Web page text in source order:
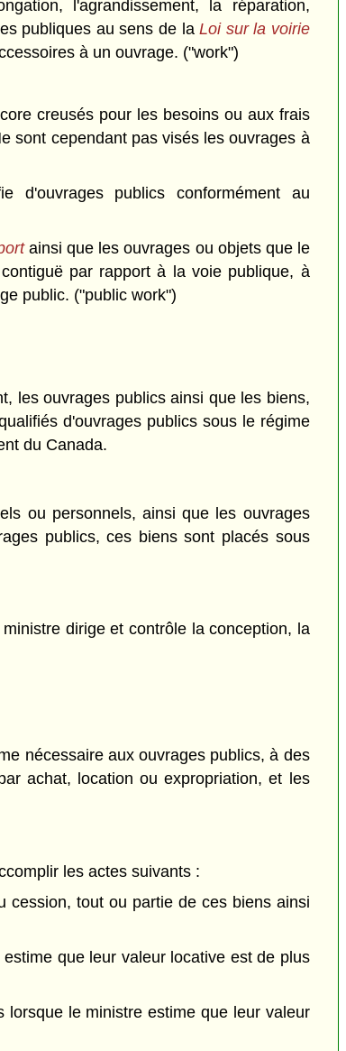
l'agrandissement, la réparation,
publiques au sens de laLoi sur la voirie
à un ouvrage. ("work")
creusés pour les besoins ou aux frais
sont cependant pas visés les ouvrages à
d'ouvrages publics conformément au
ainsi que les ouvrages ou objets que le
par rapport à la voie publique, à
public. ("public work")
les ouvrages publics ainsi que les biens,
d'ouvrages publics sous le régime
du Canada.
ou personnels, ainsi que les ouvrages
publics, ces biens sont placés sous
dirige et contrôle la conception, la
nécessaire aux ouvrages publics, à des
achat, location ou expropriation, et les
les actes suivants :
cession, tout ou partie de ces biens ainsi
que leur valeur locative est de plus
le ministre estime que leur valeur